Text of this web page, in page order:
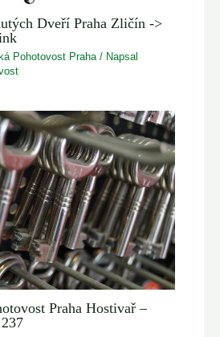
Dveří Praha Zličín ->
Pohotovost Praha/ Napsal
Praha Hostivař –